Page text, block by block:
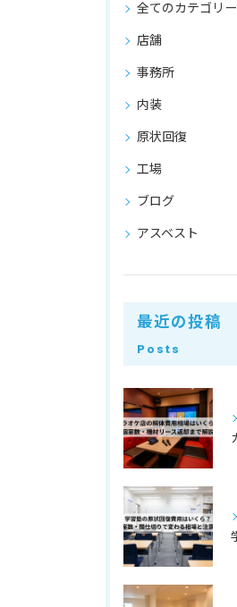
全てのカテゴリー
店舗
事務所
内装
原状回復
工場
ブログ
アスベスト
最近の投稿
Posts